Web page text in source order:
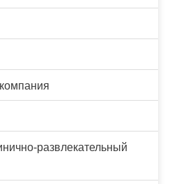
развлекательный